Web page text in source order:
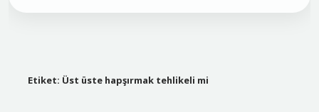
Etiket: Üst üste hapşırmak tehlikeli mi